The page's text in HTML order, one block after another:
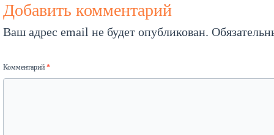
Добавить комментарий
Ваш адрес email не будет опубликован.
Комментарий *